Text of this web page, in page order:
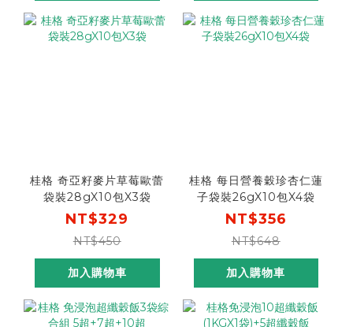
桂格 奇亞籽麥片草莓歐蕾
袋裝28gX10包X3袋
NT$329
NT$450
加入購物車
桂格 每日營養穀珍杏仁蓮
子袋裝26gX10包X4袋
NT$356
NT$648
加入購物車